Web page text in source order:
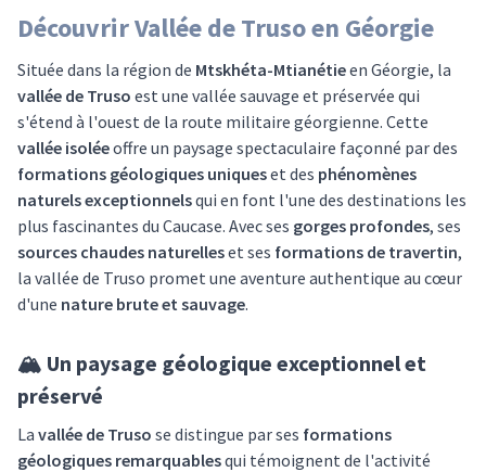
Découvrir Vallée de Truso en Géorgie
Située dans la région de Mtskhéta-Mtianétieen Géorgie, la
vallée de Truso est une vallée sauvage et préservée qui
s'étend à l'ouest de la route militaire géorgienne. Cette
vallée isoléeoffre un paysage spectaculaire façonné par des
formations géologiques uniqueset des phénomènes
naturels exceptionnelsqui en font l'une des destinations les
plus fascinantes du Caucase. Avec ses gorges profondes, ses
sources chaudes naturelleset ses formations de travertin,
la vallée de Truso promet une aventure authentique au cœur
d'une nature brute et sauvage.
🏔️ Un paysage géologique exceptionnel et
préservé
La vallée de Truso se distingue par ses formations
géologiques remarquablesqui témoignent de l'activité